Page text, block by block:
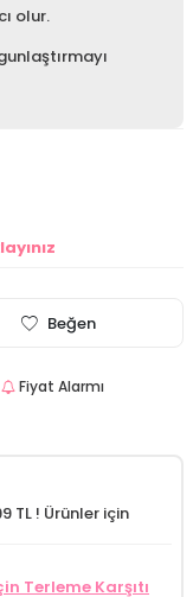
olur.
Beğen
Fiyat Alarmı
TL ! Ürünler için
Terleme Karşıtı